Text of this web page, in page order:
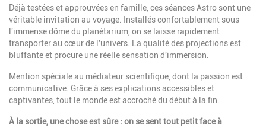
Déjà testées et approuvées en famille, ces séances Astro sont une
véritable invitation au voyage. Installés confortablement sous
l'immense dôme du planétarium, on se laisse rapidement
transporter au cœur de l'univers. La qualité des projections est
bluffante et procure une réelle sensation d'immersion.
Mention spéciale au médiateur scientifique, dont la passion est
communicative. Grâce à ses explications accessibles et
captivantes, tout le monde est accroché du début à la fin.
À la sortie, une chose est sûre : on se sent tout petit face à